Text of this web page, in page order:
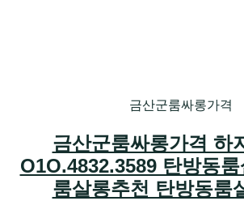
금산군룸싸롱가격
금산군룸싸롱가격 하
O1O.4832.3589 탄방동
룸살롱추천 탄방동룸